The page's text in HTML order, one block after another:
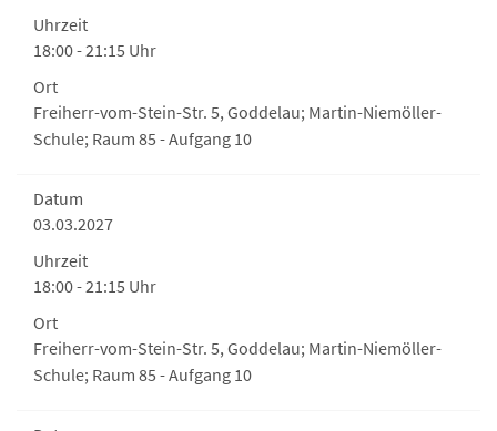
Uhrzeit
18:00 - 21:15 Uhr
Ort
Freiherr-vom-Stein-Str. 5, Goddelau; Martin-Niemöller-
Schule; Raum 85 - Aufgang 10
Datum
03.03.2027
Uhrzeit
18:00 - 21:15 Uhr
Ort
Freiherr-vom-Stein-Str. 5, Goddelau; Martin-Niemöller-
Schule; Raum 85 - Aufgang 10